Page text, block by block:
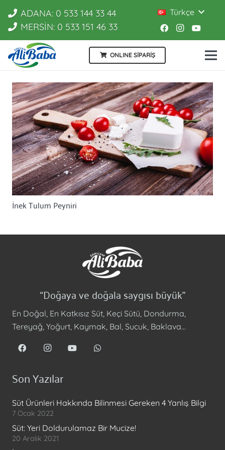
ADANA: 0 533 144 33 44
MERSİN: 0 533 151 46 33
Türkçe
ONLINE SİPARİŞ
İnek Tulum Peyniri
“Doğaya ve doğala saygısı büyük”
En Doğal, En Katkısız Süt, Keçi Sütü, Dondurma,
Tereyağ, Yoğurt, Kaymak, Bal, Sucuk, Baklava…
Son Yazılar
Süt Ürünleri Hakkında Bilinmesi Gereken 4 Yanlış Bilgi
7 Ocak 2022
Süt: Yeri Doldurulamaz Bir Mucize!
20 Aralık 2021